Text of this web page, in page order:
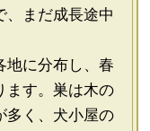
、まだ成長途中
地に分布し、春
ます。巣は木の
多く、犬小屋の